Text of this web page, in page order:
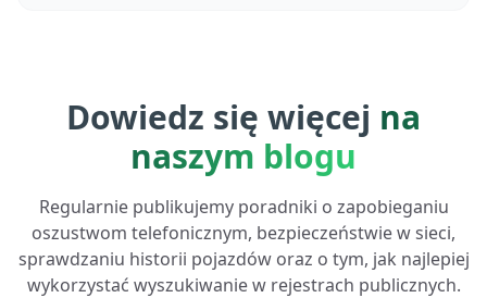
Dowiedz się więcej na
naszym blogu
Regularnie publikujemy poradniki o zapobieganiu
oszustwom telefonicznym, bezpieczeństwie w sieci,
sprawdzaniu historii pojazdów oraz o tym, jak najlepiej
wykorzystać wyszukiwanie w rejestrach publicznych.